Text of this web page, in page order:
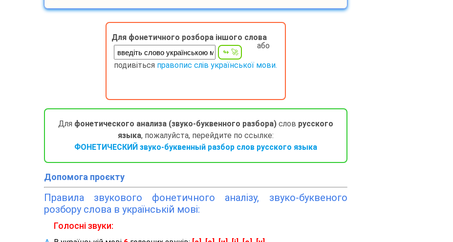
Для фонетичного розбора іншого слова
або
подивіться правопис слів української мови.
Для фонетического анализа (звуко-буквенного разбора)слов русского
языка, пожалуйста, перейдите по ссылке:
ФОНЕТИЧЕСКИЙ звуко-буквенный разбор слов русского языка
Допомога проєкту
Правила звукового фонетичного аналізу, звуко-буквеного
розбору слова в українській мові:
Голосні звуки: